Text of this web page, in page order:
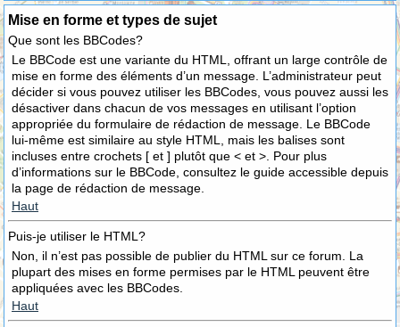
Mise en forme et types de sujet
Que sont les BBCodes?
Le BBCode est une variante du HTML, offrant un large contrôle de
mise en forme des éléments d’un message. L’administrateur peut
décider si vous pouvez utiliser les BBCodes, vous pouvez aussi les
désactiver dans chacun de vos messages en utilisant l’option
appropriée du formulaire de rédaction de message. Le BBCode
lui-même est similaire au style HTML, mais les balises sont
incluses entre crochets [ et ] plutôt que < et >. Pour plus
d’informations sur le BBCode, consultez le guide accessible depuis
la page de rédaction de message.
Haut
Puis-je utiliser le HTML?
Non, il n’est pas possible de publier du HTML sur ce forum. La
plupart des mises en forme permises par le HTML peuvent être
appliquées avec les BBCodes.
Haut